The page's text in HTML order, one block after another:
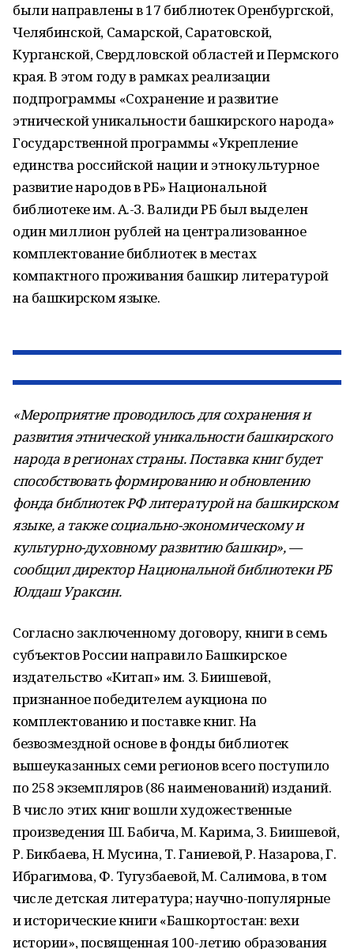
были направлены в 17 библиотек Оренбургской,
Челябинской, Самарской, Саратовской,
Курганской, Свердловской областей и Пермского
края. В этом году в рамках реализации
подпрограммы «Сохранение и развитие
этнической уникальности башкирского народа»
Государственной программы «Укрепление
единства российской нации и этнокультурное
развитие народов в РБ» Национальной
библиотеке им. А.-З. Валиди РБ был выделен
один миллион рублей на централизованное
комплектование библиотек в местах
компактного проживания башкир литературой
на башкирском языке.
«Мероприятие проводилось для сохранения и
развития этнической уникальности башкирского
народа в регионах страны. Поставка книг будет
способствовать формированию и обновлению
фонда библиотек РФ литературой на башкирском
языке, а также социально-экономическому и
культурно-духовному развитию башкир», —
сообщил директор Национальной библиотеки РБ
Юлдаш Ураксин.
Согласно заключенному договору, книги в семь
субъектов России направило Башкирское
издательство «Китап» им. З. Биишевой,
признанное победителем аукциона по
комплектованию и поставке книг. На
безвозмездной основе в фонды библиотек
вышеуказанных семи регионов всего поступило
по 258 экземпляров (86 наименований) изданий.
В число этих книг вошли художественные
произведения Ш. Бабича, М. Карима, З. Биишевой,
Р. Бикбаева, Н. Мусина, Т. Ганиевой, Р. Назарова, Г.
Ибрагимова, Ф. Тугузбаевой, М. Салимова, в том
числе детская литература; научно-популярные
и исторические книги «Башкортостан: вехи
истории», посвященная 100-летию образования